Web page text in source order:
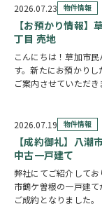
LDKは15帖以上の開放
す。リビングの様子
料理が作れる…
2026.07.23 物件情報
【お預かり情報】
丁目 売地
こんにちは！草加市
す。新たにお預かりし
ご案内させていただき
め、お好きな建築会社
びいただけます。
した敷地を…
2026.07.19 物件情報
【成約御礼】八潮
中古一戸建て
弊社にてご紹介して
市鶴ケ曽根の一戸建
ご成約となりました。